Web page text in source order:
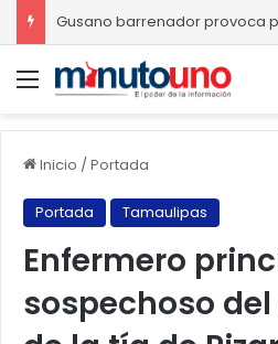
Menú
Inicio /Portada
Portada Tamaulipas
Enfermero
sospechoso